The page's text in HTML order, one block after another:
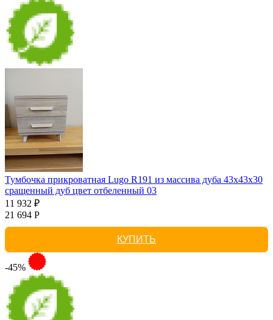
Тумбочка прикроватная Lugo R191 из массива дуба 43х43х30
сращенный дуб цвет отбеленный 03
11 932 ₽
21 694 Р
КУПИТЬ
-45%